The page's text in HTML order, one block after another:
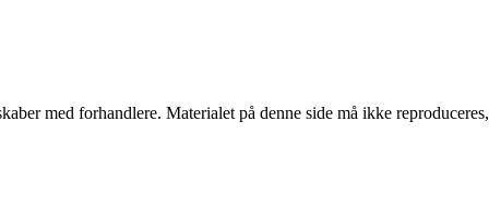
med forhandlere. Materialet på denne side må ikke reproduceres,